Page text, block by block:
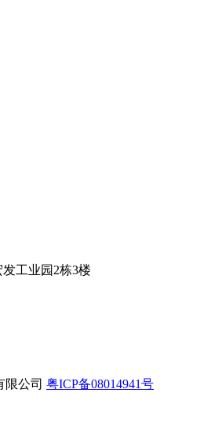
工业园2栋3楼
限公司 粤ICP备08014941号